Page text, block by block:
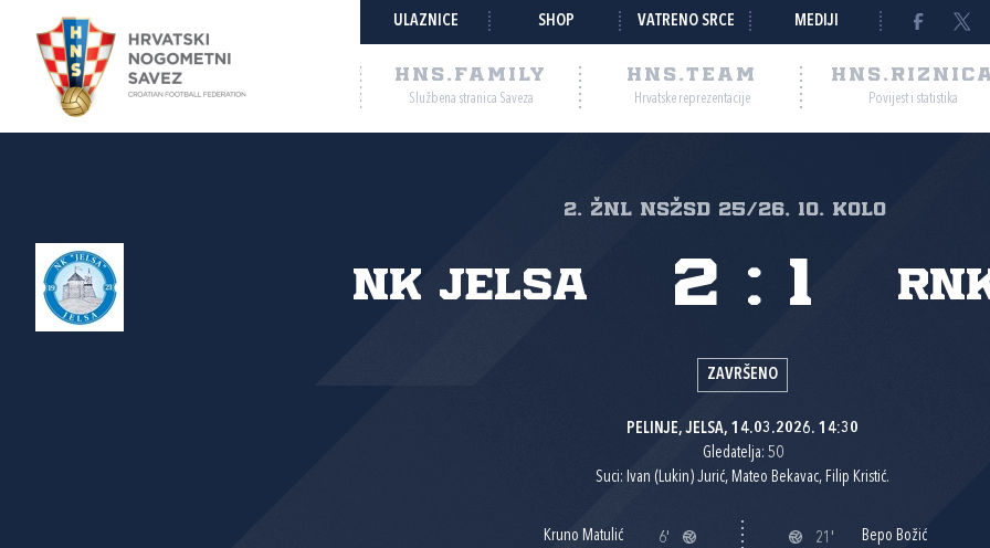
ULAZNICE SHOP VATRENO SRCE MEDIJI
HNS.FAMILY
Službena stranica Saveza
HNS.TEAM
Hrvatske reprezentacije Povijest i statistika
2. ŽNL NSŽSD 25/26, 10. kolo
NK Jelsa 2 : 1
ZAVRŠENO
PELINJE, JELSA, 14.03.2026. 14:30
Gledatelja: 50
Suci: Ivan (Lukin) Jurić, Mateo Bekavac, Filip Kristić.
Kruno Matulić
6'
21' Bepo Božić